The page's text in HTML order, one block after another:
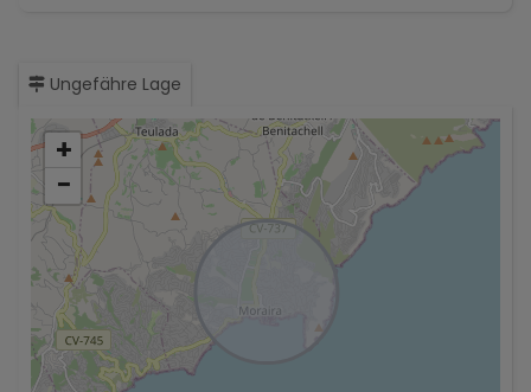
Ungefähre Lage
+
−